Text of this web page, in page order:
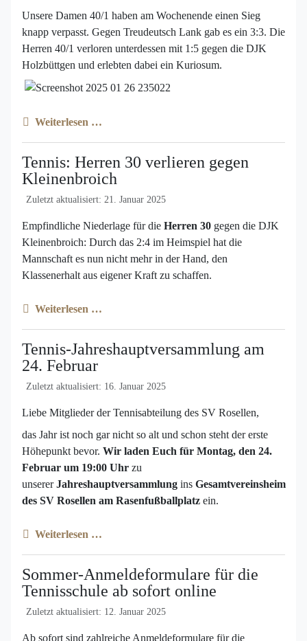
Unsere Damen 40/1 haben am Wochenende einen Sieg
knapp verpasst. Gegen Treudeutsch Lank gab es ein 3:3. Die
Herren 40/1 verloren unterdessen mit 1:5 gegen die DJK
Holzbüttgen und erlebten dabei ein Kuriosum.
Weiterlesen …
Tennis: Herren 30 verlieren gegen
Kleinenbroich
Zuletzt aktualisiert: 21. Januar 2025
Empfindliche Niederlage für die Herren 30 gegen die DJK
Kleinenbroich: Durch das 2:4 im Heimspiel hat die
Mannschaft es nun nicht mehr in der Hand, den
Klassenerhalt aus eigener Kraft zu schaffen.
Weiterlesen …
Tennis-Jahreshauptversammlung am
24. Februar
Zuletzt aktualisiert: 16. Januar 2025
Liebe Mitglieder der Tennisabteilung des SV Rosellen,
das Jahr ist noch gar nicht so alt und schon steht der erste
Höhepunkt bevor. Wir laden Euch für Montag, den 24.
Februar um 19:00 Uhr zu
unsererJahreshauptversammlung ins Gesamtvereinsheim
des SV Rosellen am Rasenfußballplatz ein.
Weiterlesen …
Sommer-Anmeldeformulare für die
Tennisschule ab sofort online
Zuletzt aktualisiert: 12. Januar 2025
Ab sofort sind zahlreiche Anmeldeformulare für die